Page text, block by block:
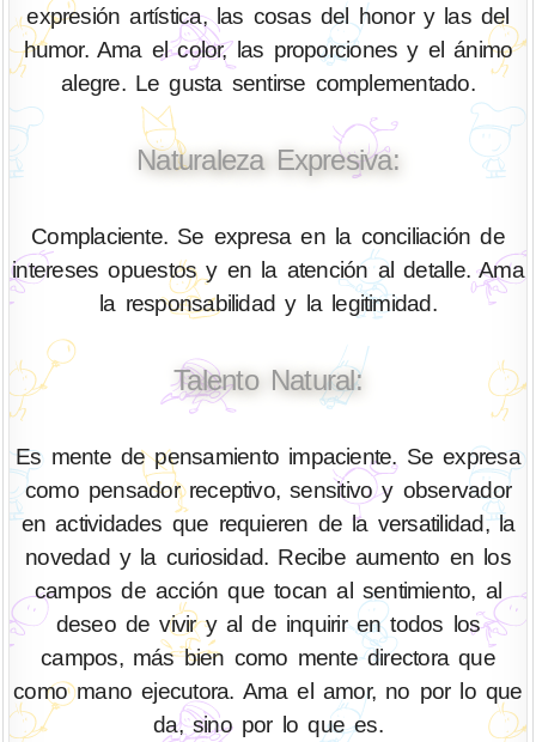
expresión artística, las cosas del honor y las del
humor. Ama el color, las proporciones y el ánimo
alegre. Le gusta sentirse complementado.
Naturaleza Expresiva:
Complaciente. Se expresa en la conciliación de
intereses opuestos y en la atención al detalle. Ama
la responsabilidad y la legitimidad.
Talento Natural:
Es mente de pensamiento impaciente. Se expresa
como pensador receptivo, sensitivo y observador
en actividades que requieren de la versatilidad, la
novedad y la curiosidad. Recibe aumento en los
campos de acción que tocan al sentimiento, al
deseo de vivir y al de inquirir en todos los
campos, más bien como mente directora que
como mano ejecutora. Ama el amor, no por lo que
da, sino por lo que es.